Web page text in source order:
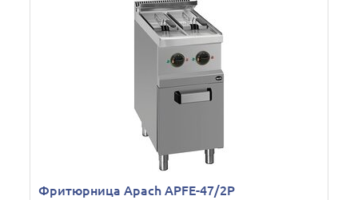
Фритюрница Apach APFE-47/2P